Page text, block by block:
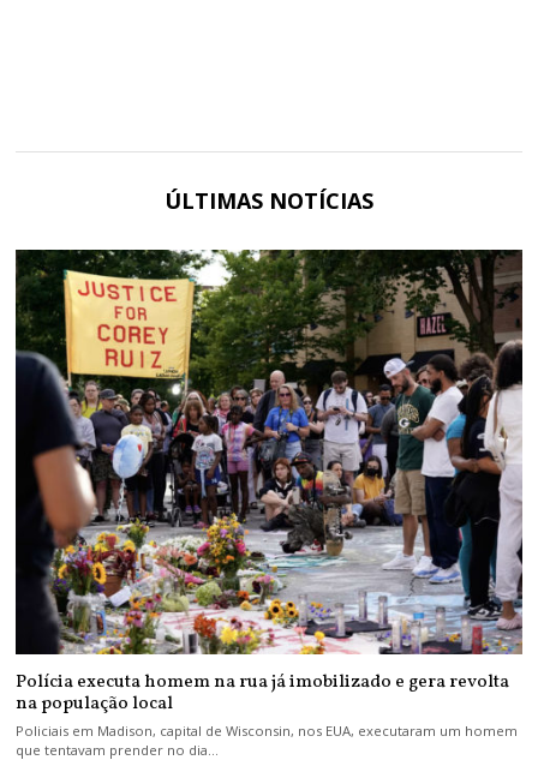
ÚLTIMAS NOTÍCIAS
Polícia executa homem na rua já imobilizado e gera revolta
na população local
Policiais em Madison, capital de Wisconsin, nos EUA, executaram um homem
que tentavam prender no dia…